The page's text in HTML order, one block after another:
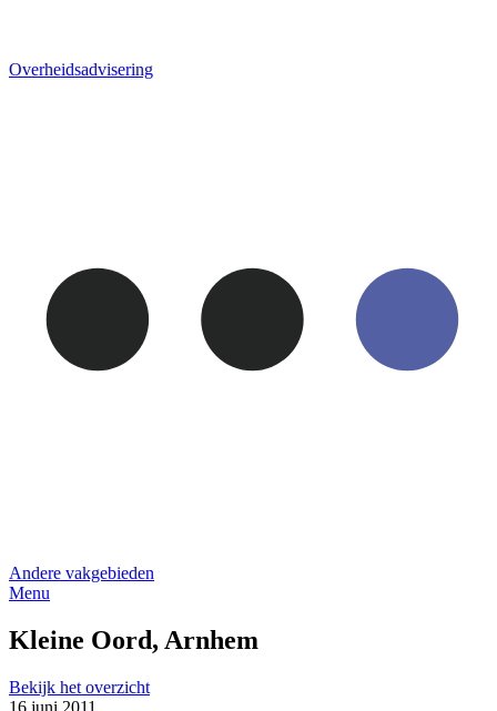
Overheids­advisering
Andere vakgebieden
Menu
Kleine Oord, Arnhem
Bekijk het overzicht
16 juni 2011